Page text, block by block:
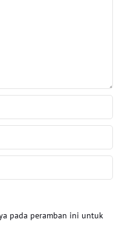
pada peramban ini untuk